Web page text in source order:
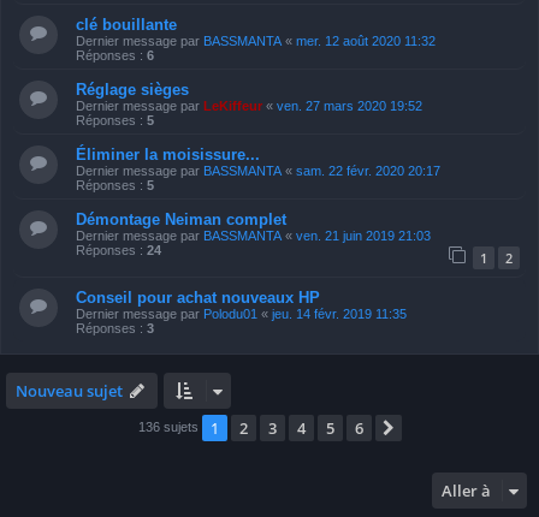
clé bouillante
Dernier message par BASSMANTA « mer. 12 août 2020 11:32
Réponses : 6
Réglage sièges
Dernier message par LeKiffeur « ven. 27 mars 2020 19:52
Réponses : 5
Éliminer la moisissure...
Dernier message par BASSMANTA « sam. 22 févr. 2020 20:17
Réponses : 5
Démontage Neiman complet
Dernier message par BASSMANTA « ven. 21 juin 2019 21:03
Réponses : 24 1 2
Conseil pour achat nouveaux HP
Dernier message par Polodu01 « jeu. 14 févr. 2019 11:35
Réponses : 3
Nouveau sujet
136 sujets 1 2 3 4 5 6
Aller à